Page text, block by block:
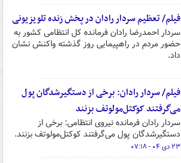
فیلم/ تعظیم سردار رادان در پخش زنده تلویزیونی
سردار احمدرضا رادان فرمانده کل انتظامی کشور به
حضور مردم در راهپیمایی روز گذشته واکنش نشان
داد.
فیلم/ سردار رادان: برخی از دستگیرشدگان پول
می‌گرفتند کوکتل‌مولوتف بزنند
سردار رادان فرمانده نیروی انتظامی: برخی از
دستگیرشدگان پول می‌گرفتند کوکتل‌مولوتف بزنند.
۲۳ دی ۰۴ - ۰۷:۱۸